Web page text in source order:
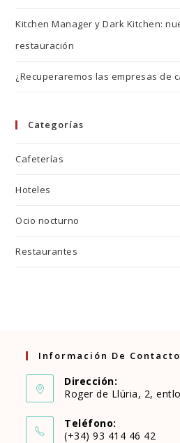
Kitchen Manager y Dark Kitchen:
restauración
¿Recuperaremos las empresas de
Categorías
Cafeterías
Hoteles
Ocio nocturno
Restaurantes
Información De Contacto
Dirección:
Roger de Llúria, 2,
Teléfono:
(+34) 93 414 46 42